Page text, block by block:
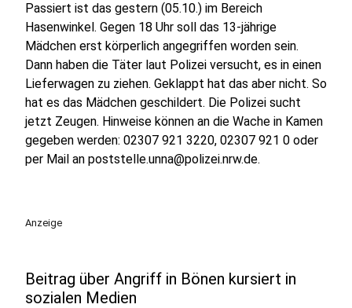
Passiert ist das gestern (05.10.) im Bereich
Hasenwinkel. Gegen 18 Uhr soll das 13-jährige
Mädchen erst körperlich angegriffen worden sein.
Dann haben die Täter laut Polizei versucht, es in einen
Lieferwagen zu ziehen. Geklappt hat das aber nicht. So
hat es das Mädchen geschildert. Die Polizei sucht
jetzt Zeugen. Hinweise können an die Wache in Kamen
gegeben werden: 02307 921 3220, 02307 921 0 oder
per Mail an poststelle.unna@polizei.nrw.de.
Anzeige
Beitrag über Angriff in Bönen kursiert in
sozialen Medien